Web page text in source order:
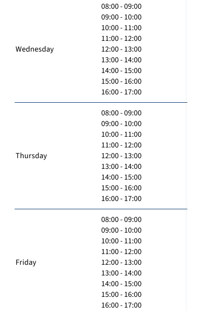
Wednesday
08:00 - 09:00
09:00 - 10:00
10:00 - 11:00
11:00 - 12:00
12:00 - 13:00
13:00 - 14:00
14:00 - 15:00
15:00 - 16:00
16:00 - 17:00
Thursday
08:00 - 09:00
09:00 - 10:00
10:00 - 11:00
11:00 - 12:00
12:00 - 13:00
13:00 - 14:00
14:00 - 15:00
15:00 - 16:00
16:00 - 17:00
Friday
08:00 - 09:00
09:00 - 10:00
10:00 - 11:00
11:00 - 12:00
12:00 - 13:00
13:00 - 14:00
14:00 - 15:00
15:00 - 16:00
16:00 - 17:00